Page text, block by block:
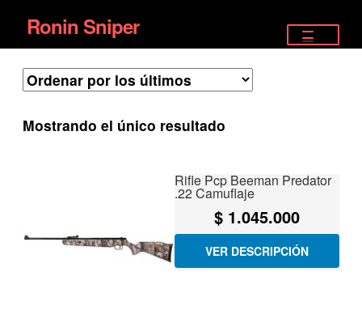
Ir
a
la
Ir
al
contenido
Ronin Sniper
PISTOLAS
Mostrando el único resultado
Rifle Pcp Beeman Predator
.22 Camuflaje
$1.045.000
VER DESCRIPCIÓN